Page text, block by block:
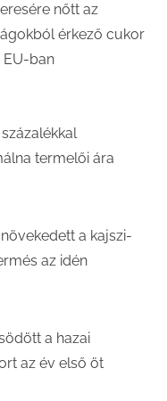
nőtt az
érkező cukor
EU-ban
termelői ára
a kajszi-
az idén
a hazai
az év első öt